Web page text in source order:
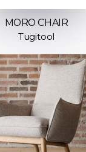
MORO CHAIR
Tugitool